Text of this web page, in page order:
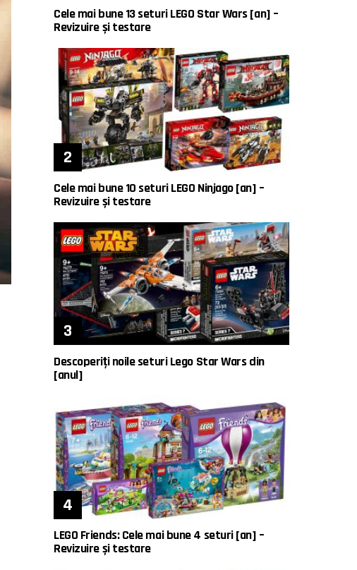
Cele mai bune 13 seturi LEGO Star Wars [an] –
Revizuire și testare
Cele mai bune 10 seturi LEGO Ninjago [an] –
Revizuire și testare
Descoperiți noile seturi Lego Star Wars din
[anul]
LEGO Friends: Cele mai bune 4 seturi [an] –
Revizuire și testare